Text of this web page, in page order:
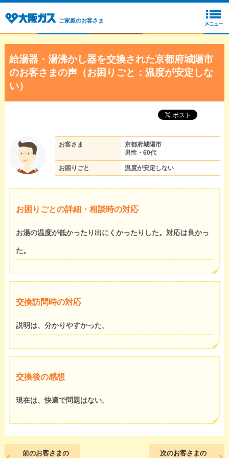
ご家庭のお客さま
給湯器・湯沸かし器を交換された京都府城陽市
のお客さまの声（お困りごと：温度が安定しな
い）
お客さま
京都府城陽市
男性・60代
お困りごと 温度が安定しない
お困りごとの詳細・相談時の対応
お湯の温度が低かったり出にくかったりした。対応は良かっ
た。
交換訪問時の対応
説明は、分かりやすかった。
交換後の感想
現在は、快適で問題はない。
前のお客さまの
次のお客さまの